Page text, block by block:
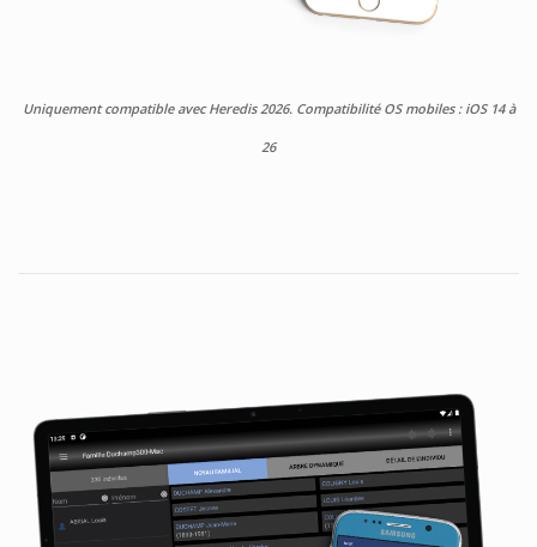
Uniquement compatible avec Heredis 2026. Compatibilité OS mobiles : iOS 14 à
26